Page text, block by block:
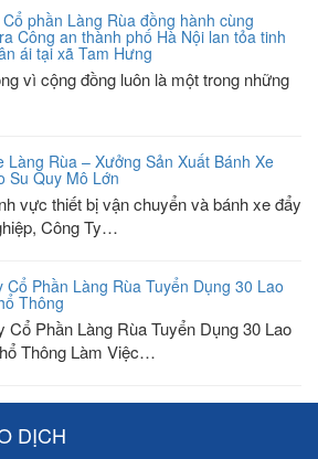
phần Làng Rùa đồng hành cùng
Công an thành phố Hà Nội lan tỏa tinh
ái tại xã Tam Hưng
vì cộng đồng luôn là một trong những
Làng Rùa – Xưởng Sản Xuất Bánh Xe
Su Quy Mô Lớn
vực thiết bị vận chuyển và bánh xe đẩy
Công Ty…
Cổ Phần Làng Rùa Tuyển Dụng 30 Lao
Thông
Cổ Phần Làng Rùa Tuyển Dụng 30 Lao
Thông Làm Việc…
DỊCH